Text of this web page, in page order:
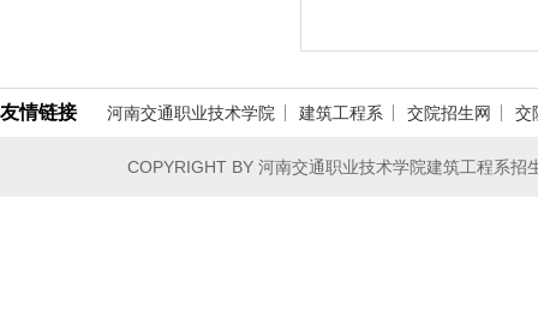
友情链接 河南交通职业技术学院 建筑工程系 交院招生网 交
COPYRIGHT BY 河南交通职业技术学院建筑工程系